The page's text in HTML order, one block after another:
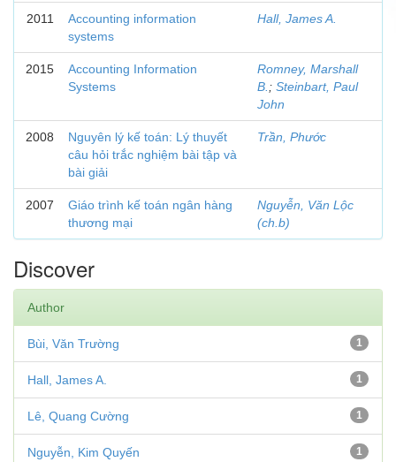
2011
Accounting information
systems
Hall, James A.
2015
Accounting Information
Systems
Romney, Marshall
B. ; Steinbart, Paul
John
2008
Nguyên lý kế toán: Lý thuyết
câu hỏi trắc nghiệm bài tập và
bài giải
Trần, Phước
2007
Giáo trình kế toán ngân hàng
thương mại
Nguyễn, Văn Lộc
(ch.b)
Discover
Author
1
Bùi, Văn Trường
1
Hall, James A.
1
Lê, Quang Cường
1
Nguyễn, Kim Quyến